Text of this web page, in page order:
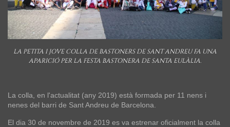
LA PETITA I JOVE COLLA DE BASTONERS DE SANT ANDREU FA UNA
APARICIÓ PER LA FESTA BASTONERA DE SANTA EULÀLIA.
La colla, en l'actualitat (any 2019) està formada per 11 nens i
nenes del barri de Sant Andreu de Barcelona.
El dia 30 de novembre de 2019 es va estrenar oficialment la colla